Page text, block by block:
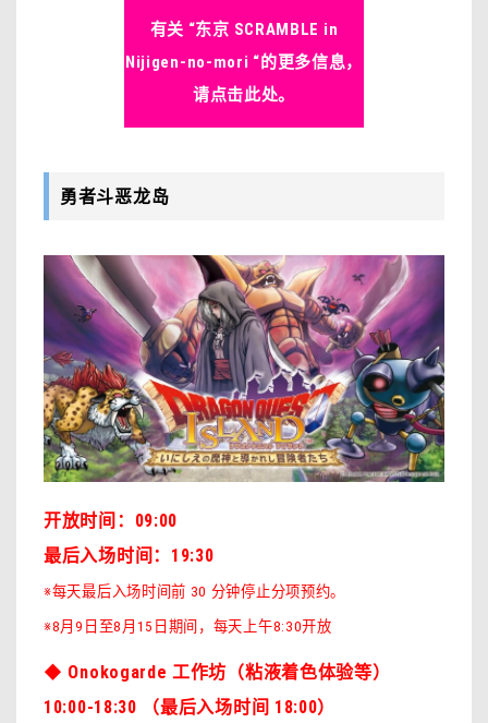
有关 “东京 SCRAMBLE in
Nijigen-no-mori “的更多信息，
请点击此处。
勇者斗恶龙岛
开放时间：09:00
最后入场时间：19:30
※每天最后入场时间前 30 分钟停止分项预约。
※8月9日至8月15日期间，每天上午8:30开放
◆ Onokogarde 工作坊（粘液着色体验等）
10:00-18:30 （最后入场时间 18:00）